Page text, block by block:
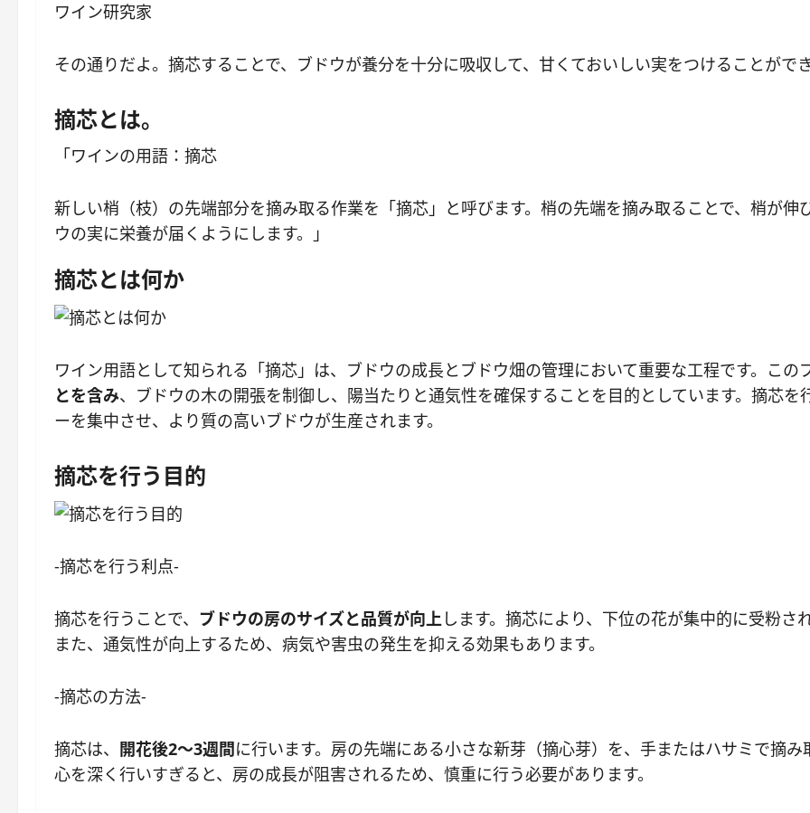
ワイン研究家
その通りだよ。摘芯することで、ブドウが養分を十分に吸収して、甘くておいしい実をつけることがで
摘芯とは。
「ワインの用語：摘芯
新しい梢（枝）の先端部分を摘み取る作業を「摘芯」と呼びます。梢の先端を摘み取ることで、梢が
ウの実に栄養が届くようにします。」
摘芯とは何か
ワイン用語として知られる「摘芯」は、ブドウの成長とブドウ畑の管理において重要な工程です。この
とを含み、ブドウの木の開張を制御し、陽当たりと通気性を確保することを目的としています。摘芯
ーを集中させ、より質の高いブドウが生産されます。
摘芯を行う目的
-摘芯を行う利点-
摘芯を行うことで、 ブドウの房のサイズと品質が向上します。摘芯により、下位の花が集中的に受粉さ
また、通気性が向上するため、病気や害虫の発生を抑える効果もあります。
-摘芯の方法-
摘芯は、 開花後2～3週間に行います。房の先端にある小さな新芽（摘心芽）を、手またはハサミで摘
心を深く行いすぎると、房の成長が阻害されるため、慎重に行う必要があります。